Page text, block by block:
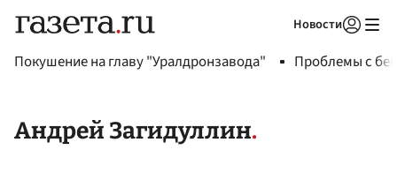
Новости
Покушение на главу "Уралдронзавода" Проблемы с
Андрей Загидуллин